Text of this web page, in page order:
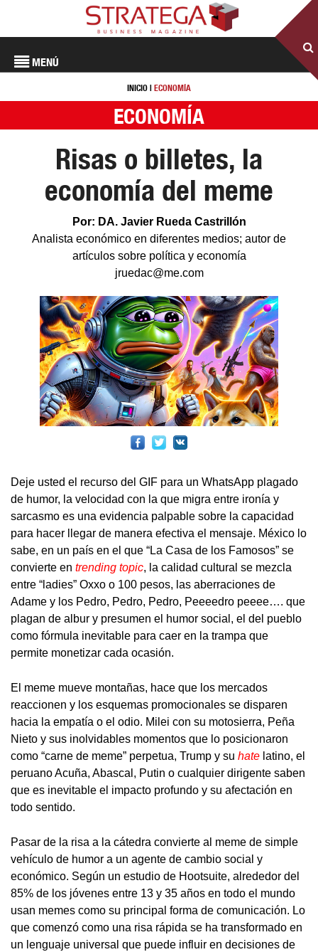
MENÚ
INICIO | ECONOMÍA
ECONOMÍA
Risas o billetes, la
economía del meme
Por: DA. Javier Rueda Castrillón
Analista económico en diferentes medios; autor de
artículos sobre política y economía
jruedac@me.com
Deje usted el recurso del GIF para un WhatsApp plagado
de humor, la velocidad con la que migra entre ironía y
sarcasmo es una evidencia palpable sobre la capacidad
para hacer llegar de manera efectiva el mensaje. México lo
sabe, en un país en el que “La Casa de los Famosos” se
convierte en trending topic, la calidad cultural se mezcla
entre “ladies” Oxxo o 100 pesos, las aberraciones de
Adame y los Pedro, Pedro, Pedro, Peeeedro peeee…. que
plagan de albur y presumen el humor social, el del pueblo
como fórmula inevitable para caer en la trampa que
permite monetizar cada ocasión.
El meme mueve montañas, hace que los mercados
reaccionen y los esquemas promocionales se disparen
hacia la empatía o el odio. Milei con su motosierra, Peña
Nieto y sus inolvidables momentos que lo posicionaron
como “carne de meme” perpetua, Trump y su hate latino, el
peruano Acuña, Abascal, Putin o cualquier dirigente saben
que es inevitable el impacto profundo y su afectación en
todo sentido.
Pasar de la risa a la cátedra convierte al meme de simple
vehículo de humor a un agente de cambio social y
económico. Según un estudio de Hootsuite, alrededor del
85% de los jóvenes entre 13 y 35 años en todo el mundo
usan memes como su principal forma de comunicación. Lo
que comenzó como una risa rápida se ha transformado en
un lenguaje universal que puede influir en decisiones de